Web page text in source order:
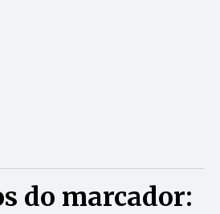
do marcador: